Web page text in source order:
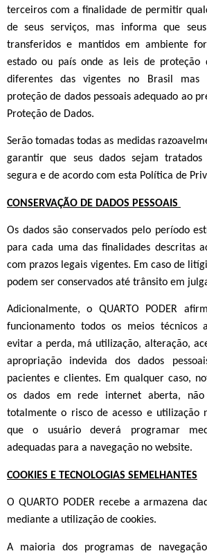
terceiros com a finalidade de permitir
de seus serviços, mas informa que
transferidos e mantidos em ambiente
estado ou país onde as leis de proteção
diferentes das vigentes no Brasil mas
proteção de dados pessoais adequado ao
Proteção de Dados.
Serão tomadas todas as medidas
garantir que seus dados sejam
segura e de acordo com esta Política de
CONSERVAÇÃO DE DADOS PESSOAIS
Os dados são conservados pelo período
para cada uma das finalidades descritas
com prazos legais vigentes. Em caso de
podem ser conservados até trânsito em
Adicionalmente, o QUARTO PODER
funcionamento todos os meios técnicos
evitar a perda, má utilização, alteração,
apropriação indevida dos dados
pacientes e clientes. Em qualquer caso,
os dados em rede internet aberta,
totalmente o risco de acesso e utilização
que o usuário deverá programar
adequadas para a navegação no website.
COOKIES E TECNOLOGIAS SEMELHANTES
O QUARTO PODER recebe a armazena
mediante a utilização de cookies.
A maioria dos programas de